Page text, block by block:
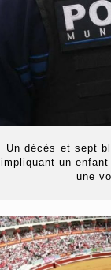
Un décès et sept
impliquant un
une